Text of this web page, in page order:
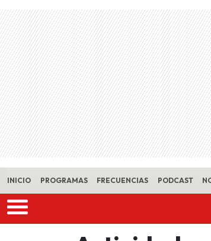
Skip to main content
INICIO PROGRAMAS FRECUENCIAS PODCAST